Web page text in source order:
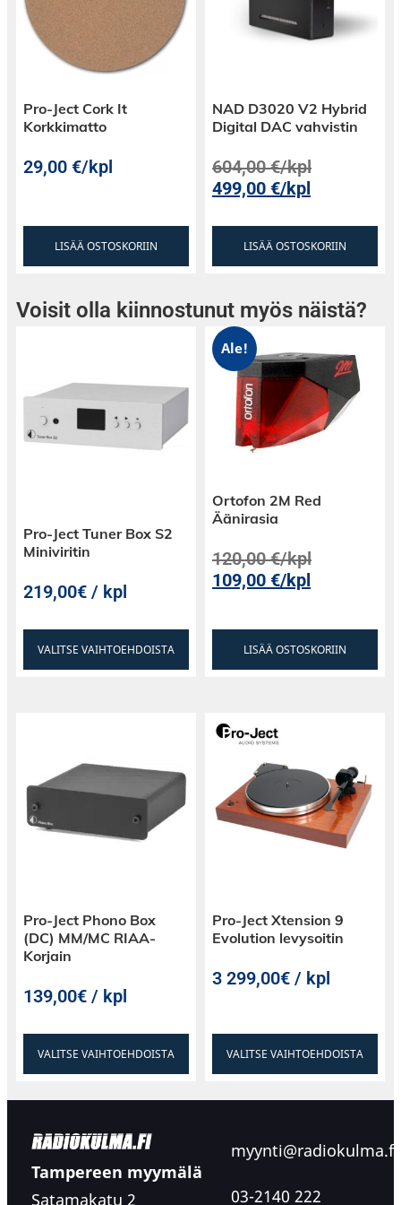
alkuperäiseen suunnittelufilosofiaan ja tekee
juhlamallista poikkeuksellisen
henkilökohtaisen.
Pro-Ject Cork It
Korkkimatto
29,00€/kpl
LISÄÄ OSTOSKORIIN
NAD D3020 V2 Hybrid
Digital DAC vahvistin
604,00€/kpl
499,00€/kpl
LISÄÄ OSTOSKORIIN
Voisit olla kiinnostunut myös näistä?
Pro-Ject Tuner Box S2
Miniviritin
219,00€ / kpl
VALITSE VAIHTOEHDOISTA
Ale!
Ortofon 2M Red
Äänirasia
120,00€/kpl
109,00€/kpl
LISÄÄ OSTOSKORIIN
Pro-Ject Phono Box
(DC) MM/MC RIAA-
Korjain
139,00€ / kpl
VALITSE VAIHTOEHDOISTA
Pro-Ject Xtension 9
Evolution levysoitin
3 299,00€ / kpl
VALITSE VAIHTOEHDOISTA
Tampereen myymälä
Satamakatu 2
myynti@radiokulma.fi
03-2140 222